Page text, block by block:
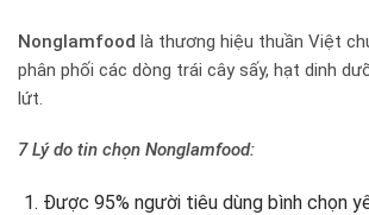
Nonglamfood là thương hiệu thuần Việt
phân phối các dòng trái cây sấy, hạt dinh
lứt.
7 Lý do tin chọn Nonglamfood:
Được 95% người tiêu dùng bình chọn